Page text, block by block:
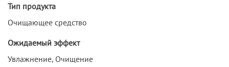
Тип продукта
Очищающее средство
Ожидаемый эффект
Увлажнение, Очищение